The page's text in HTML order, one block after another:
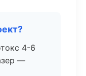
4-6
—